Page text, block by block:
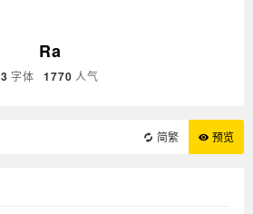
Ra
3 字体 1770 人气
简繁 预览